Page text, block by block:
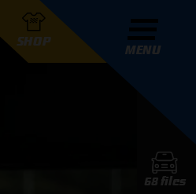
SHOP
MENU
68 files